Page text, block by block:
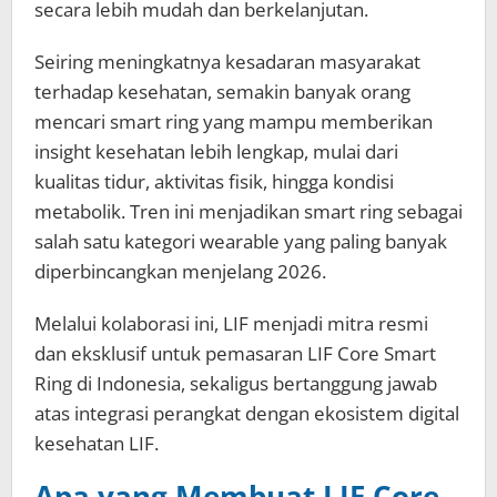
secara lebih mudah dan berkelanjutan.
Seiring meningkatnya kesadaran masyarakat
terhadap kesehatan, semakin banyak orang
mencari smart ring yang mampu memberikan
insight kesehatan lebih lengkap, mulai dari
kualitas tidur, aktivitas fisik, hingga kondisi
metabolik. Tren ini menjadikan smart ring sebagai
salah satu kategori wearable yang paling banyak
diperbincangkan menjelang 2026.
Melalui kolaborasi ini, LIF menjadi mitra resmi
dan eksklusif untuk pemasaran LIF Core Smart
Ring di Indonesia, sekaligus bertanggung jawab
atas integrasi perangkat dengan ekosistem digital
kesehatan LIF.